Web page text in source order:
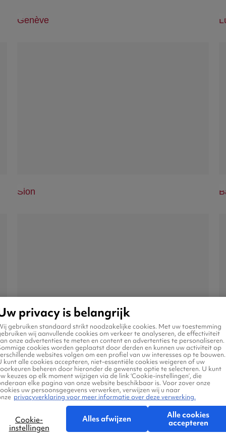
Genève
Sion
privacy is belangrijk
gebruiken standaard strikt noodzakelijke cookies. Met uw toestemming
wij aanvullende cookies om verkeer te analyseren, de effectiviteit
onze advertenties te meten en content en advertenties te personaliseren.
cookies worden geplaatst door derden en kunnen uw activiteit op
websites volgen om een profiel van uw interesses op te bouwen.
kunt alle cookies accepteren, niet-essentiële cookies weigeren of uw
beheren door hieronder de gewenste optie te selecteren. U kunt
keuzes op elk moment wijzigen via de link ‘Cookie-instellingen’, die
elke pagina van onze website beschikbaar is. Voor zover onze
uw persoonsgegevens verwerken, verwijzen wij u naar
privacyverklaring voor meer informatie over deze verwerking.
Cookie-
instellingen
Alles afwijzen
Alle cookies
accepteren